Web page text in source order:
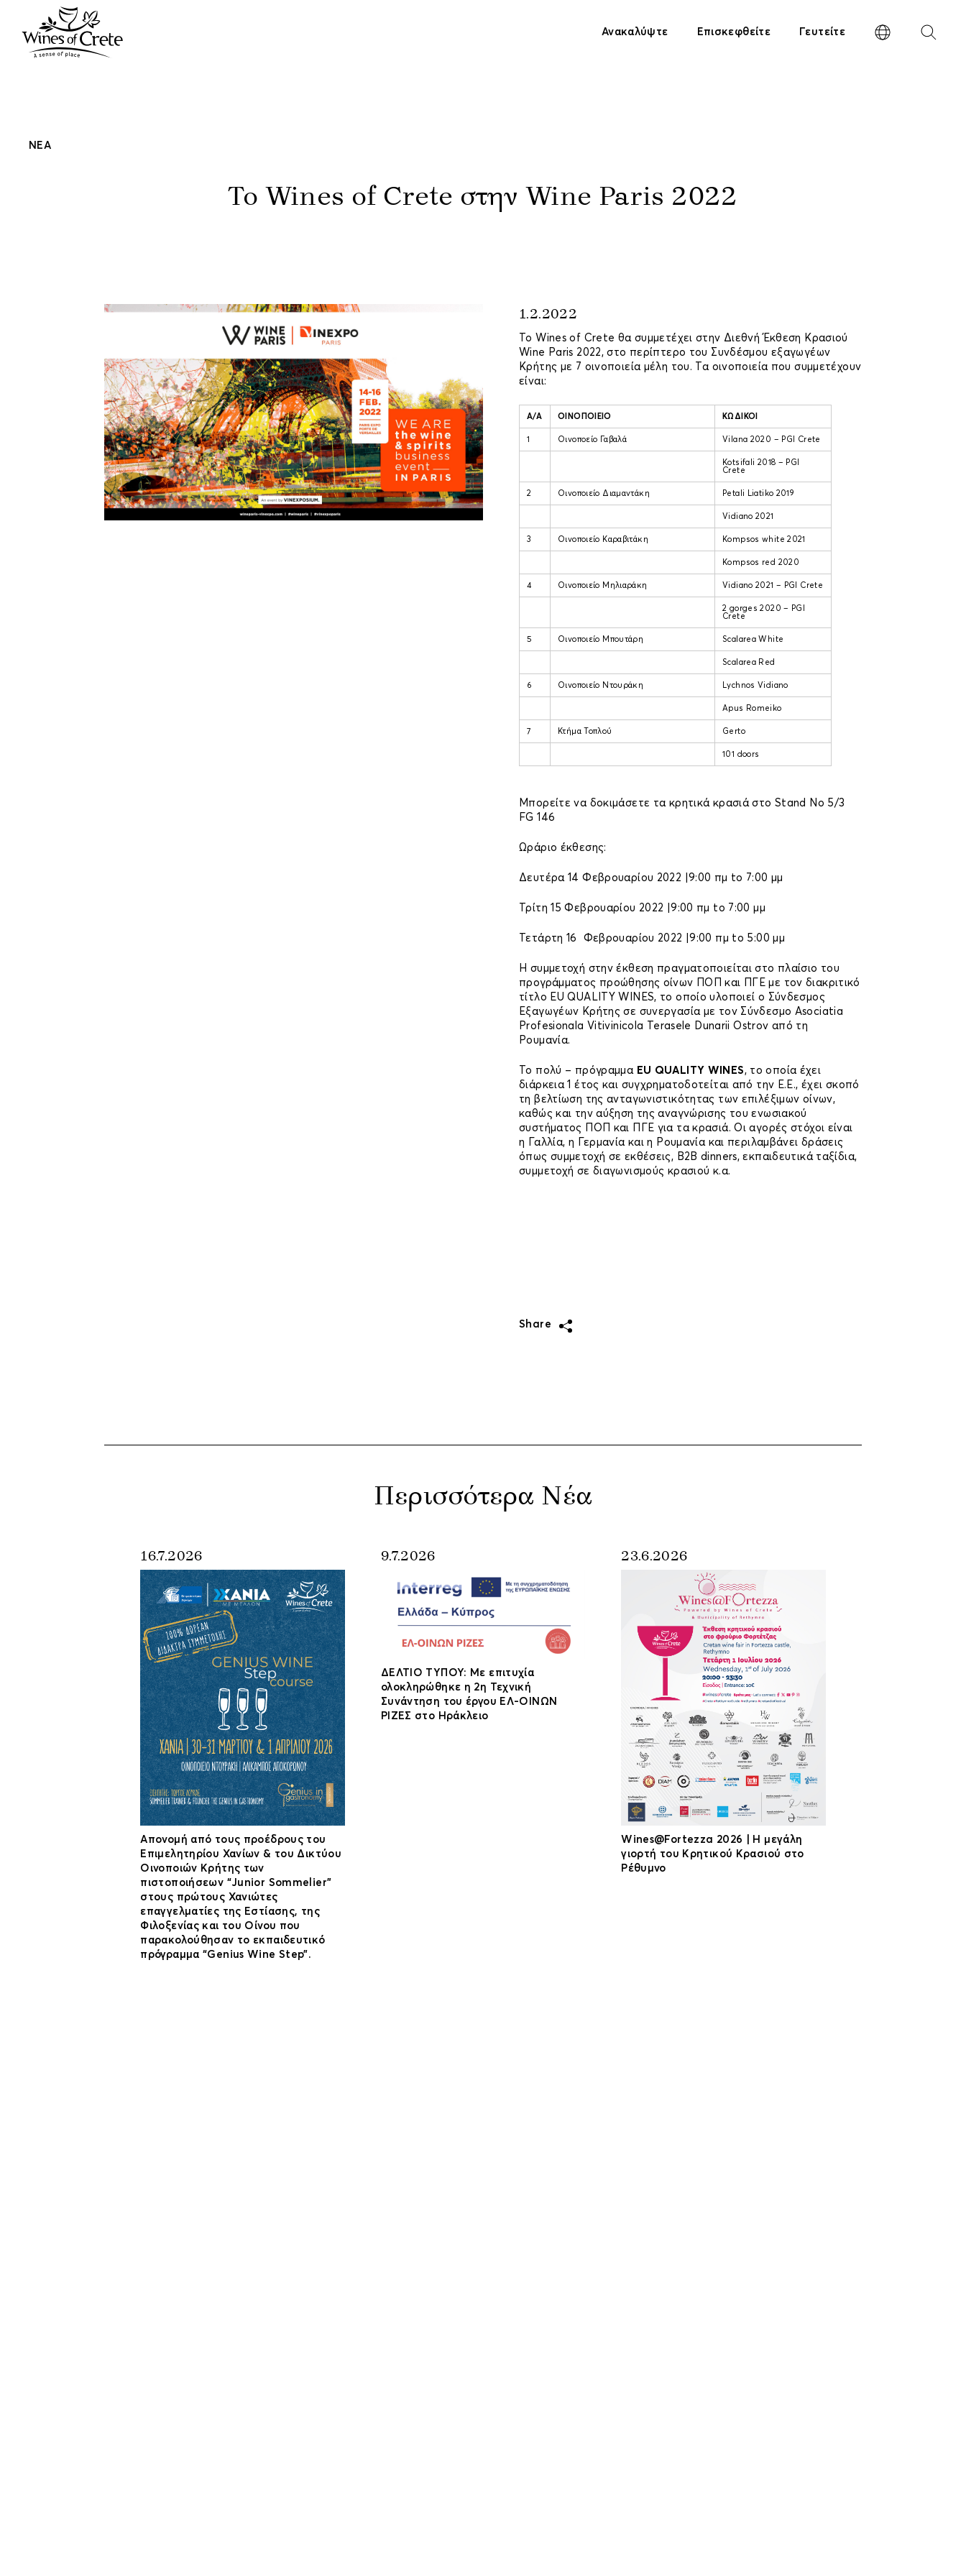
Ανακαλύψτε Επισκεφθείτε Γευτείτε
ΝΕΑ
Το Wines of Crete στην Wine Paris 2022
1.2.2022
To Wines of Crete θα συμμετέχει στην Διεθνή Έκθεση Κρασιού
Wine Paris 2022, στο περίπτερο του Συνδέσμου εξαγωγέων
Κρήτης με 7 οινοποιεία μέλη του. Τα οινοποιεία που συμμετέχουν
είναι:
A/A ΟΙΝΟΠΟΙΕΙΟ ΚΩΔΙΚΟΙ
1 Οινοποείο Γαβαλά Vilana 2020 – PGI Crete
Kotsifali 2018 – PGI
Crete
2 Οινοποιείο Διαμαντάκη Petali Liatiko 2019
Vidiano 2021
3 Οινοποιείο Καραβιτάκη Kompsos white 2021
Kompsos red 2020
4 Οινοποιείο Μηλιαράκη Vidiano 2021 – PGI Crete
2 gorges 2020 – PGI
Crete
5 Οινοποιείο Μπουτάρη Scalarea White
Scalarea Red
6 Οινοποιείο Ντουράκη Lychnos Vidiano
Apus Romeiko
7 Κτήμα Τοπλού Gerto
101 doors
Μπορείτε να δοκιμάσετε τα κρητικά κρασιά στο Stand No 5/3
FG 146
Ωράριο έκθεσης:
Δευτέρα 14 Φεβρουαρίου 2022 |9:00 πμ to 7:00 μμ
Τρίτη 15 Φεβρουαρίου 2022 |9:00 πμ to 7:00 μμ
Τετάρτη 16 Φεβρουαρίου 2022 |9:00 πμ to 5:00 μμ
Η συμμετοχή στην έκθεση πραγματοποιείται στo πλαίσιo του
προγράμματος προώθησης οίνων ΠΟΠ και ΠΓΕ με τον διακριτικό
τίτλο EU QUALITY WINES, το οποίο υλοποιεί ο Σύνδεσμος
Εξαγωγέων Κρήτης σε συνεργασία με τον Σύνδεσμο Asociatia
Profesionala Vitivinicola Terasele Dunarii Ostrov από τη
Ρουμανία.
Το πολύ – πρόγραμμα EU QUALITY WINES, το οποία έχει
διάρκεια 1 έτος και συγχρηματοδοτείται από την Ε.Ε., έχει σκοπό
τη βελτίωση της ανταγωνιστικότητας των επιλέξιμων οίνων,
καθώς και την αύξηση της αναγνώρισης του ενωσιακού
συστήματος ΠΟΠ και ΠΓΕ για τα κρασιά. Οι αγορές στόχοι είναι
η Γαλλία, η Γερμανία και η Ρουμανία και περιλαμβάνει δράσεις
όπως συμμετοχή σε εκθέσεις, B2B dinners, εκπαιδευτικά ταξίδια,
συμμετοχή σε διαγωνισμούς κρασιού κ.α.
Share
Περισσότερα Νέα
16.7.2026
Απονομή από τους προέδρους του
Επιμελητηρίου Χανίων & του Δικτύου
Οινοποιών Κρήτης των
πιστοποιήσεων “Junior Sommelier”
στους πρώτους Χανιώτες
επαγγελματίες της Εστίασης, της
Φιλοξενίας και του Οίνου που
παρακολούθησαν το εκπαιδευτικό
πρόγραμμα “Genius Wine Step”.
9.7.2026
ΔΕΛΤΙΟ ΤΥΠΟΥ: Με επιτυχία
ολοκληρώθηκε η 2η Τεχνική
Συνάντηση του έργου ΕΛ-ΟΙΝΩΝ
ΡΙΖΕΣ στο Ηράκλειο
23.6.2026
Wines@Fortezza 2026 | Η μεγάλη
γιορτή του Κρητικού Κρασιού στο
Ρέθυμνο